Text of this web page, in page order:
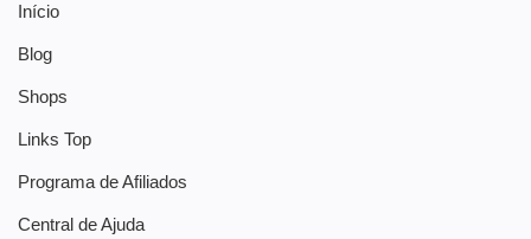
Início
Blog
Shops
Links Top
Programa de Afiliados
Central de Ajuda